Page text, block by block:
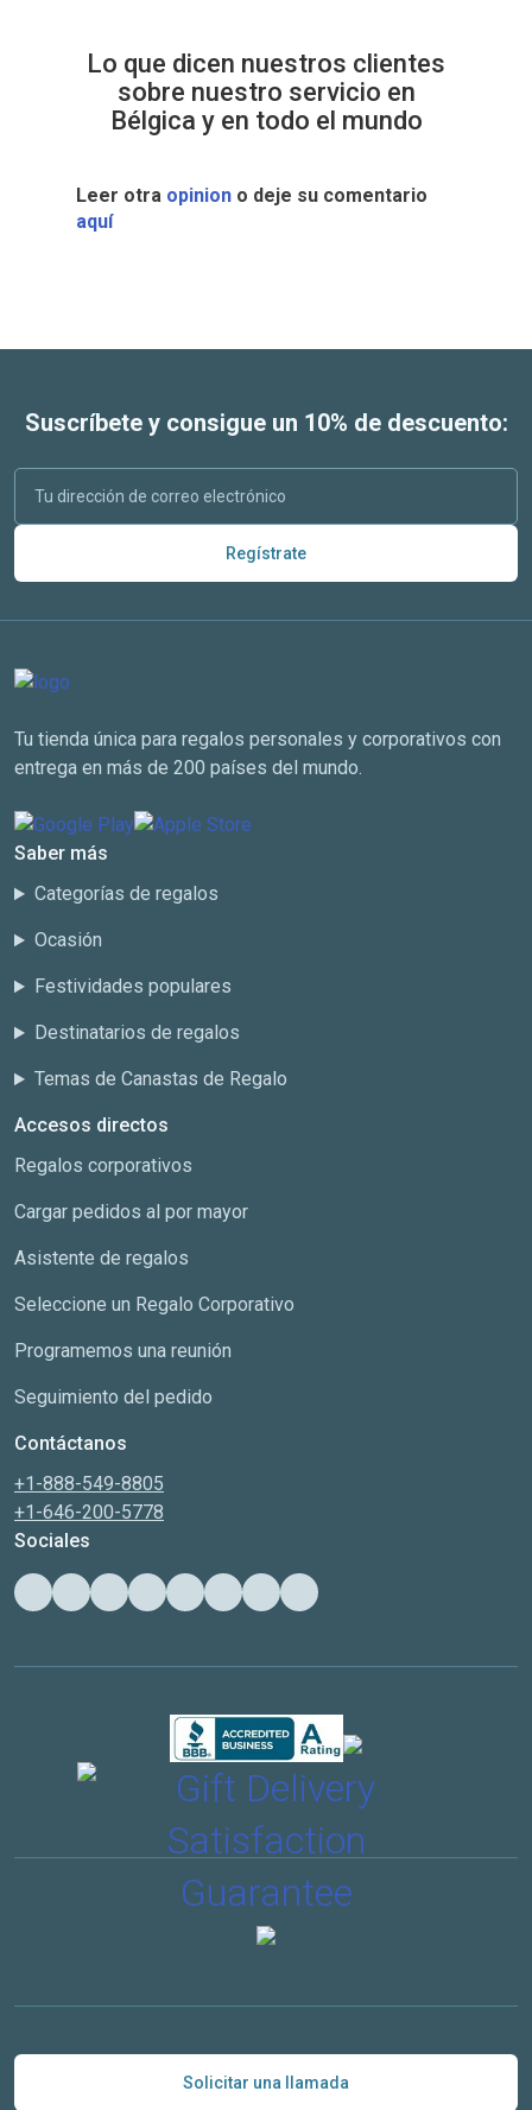
Lo que dicen nuestros clientes
sobre nuestro servicio en
Bélgica y en todo el mundo
Leer otra opiniono deje su comentario
aquí
Suscríbete y consigue un 10% de descuento:
Regístrate
Tu tienda única para regalos personales y corporativos con
entrega en más de 200 países del mundo.
Saber más
Categorías de regalos
Ocasión
Festividades populares
Destinatarios de regalos
Temas de Canastas de Regalo
Accesos directos
Regalos corporativos
Cargar pedidos al por mayor
Asistente de regalos
Seleccione un Regalo Corporativo
Programemos una reunión
Seguimiento del pedido
Contáctanos
+1-888-549-8805
+1-646-200-5778
Sociales
Solicitar una llamada